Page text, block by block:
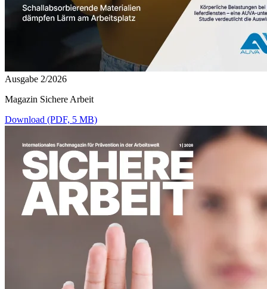
Ausgabe 2/2026
Magazin Sichere Arbeit
Download (PDF, 5 MB)